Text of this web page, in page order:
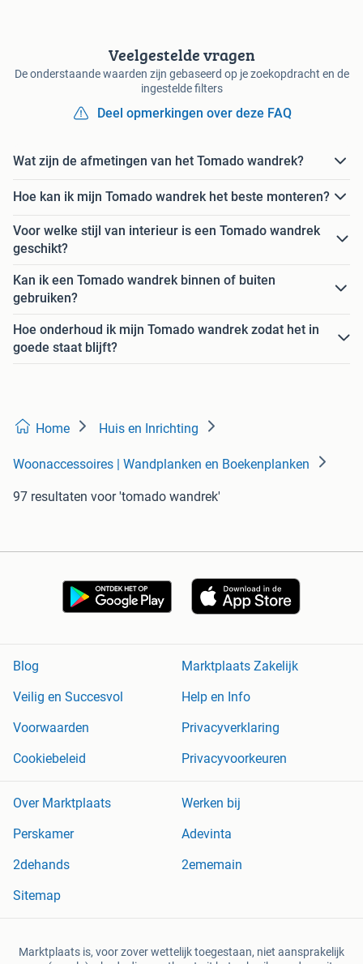
Veelgestelde vragen
De onderstaande waarden zijn gebaseerd op je zoekopdracht en de
ingestelde filters
Deel opmerkingen over deze FAQ
Wat zijn de afmetingen van het Tomado wandrek?
Hoe kan ik mijn Tomado wandrek het beste monteren?
Voor welke stijl van interieur is een Tomado wandrek
geschikt?
Kan ik een Tomado wandrek binnen of buiten
gebruiken?
Hoe onderhoud ik mijn Tomado wandrek zodat het in
goede staat blijft?
Home Huis en Inrichting
Woonaccessoires | Wandplanken en Boekenplanken
97 resultaten voor 'tomado wandrek'
Blog
Marktplaats Zakelijk
Veilig en Succesvol
Help en Info
Voorwaarden
Privacyverklaring
Cookiebeleid
Privacyvoorkeuren
Over Marktplaats
Werken bij
Perskamer
Adevinta
2dehands
2ememain
Sitemap
Marktplaats is, voor zover wettelijk toegestaan, niet aansprakelijk